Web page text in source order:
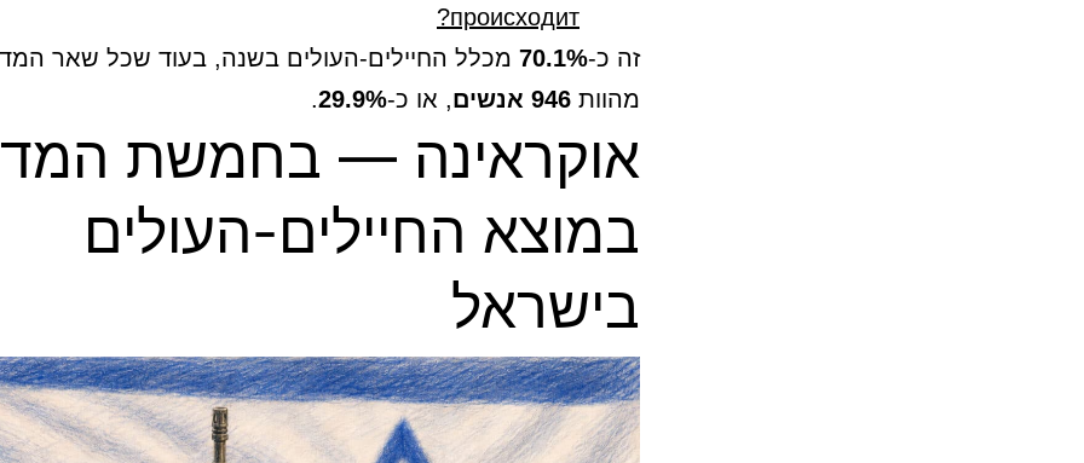
происходит?
זה כ-70.1% מכלל החיילים-העולים בשנה, בעוד שכל שאר
מהוות 946 אנשים , או כ-29.9%
.
אוקראינה — בחמשת
במוצא החיילים-העולים
בישראל